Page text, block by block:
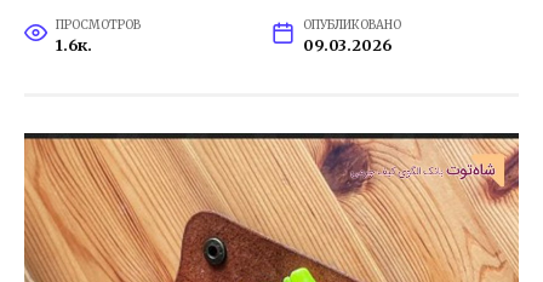
ПРОСМОТРОВ
1.6к.
ОПУБЛИКОВАНО
09.03.2026